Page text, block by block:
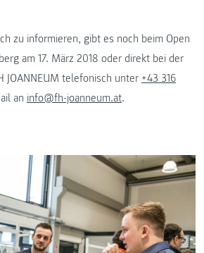
zu informieren, gibt es noch beim Open
am 17. März 2018 oder direkt bei der
JOANNEUM telefonisch unter +43 316
an info@fh-joanneum.at.